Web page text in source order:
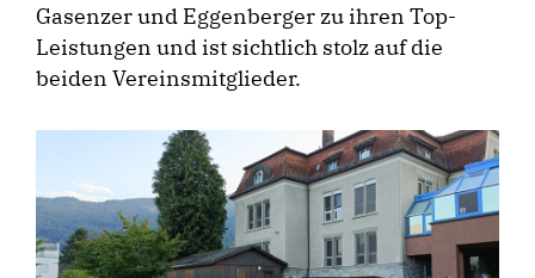
Gasenzer und Eggenberger zu ihren Top-
Leistungen und ist sichtlich stolz auf die
beiden Vereinsmitglieder.